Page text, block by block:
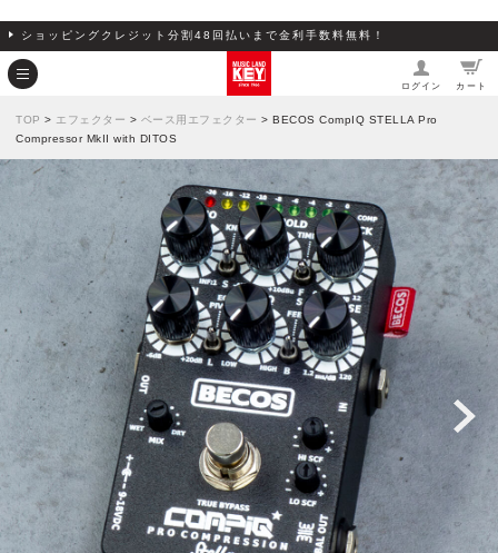
ショッピングクレジット分割48回払いまで金利手数料無料！
ログイン カート
TOP > エフェクター > ベース用エフェクター > BECOS CompIQ STELLA Pro
Compressor MkII with DITOS